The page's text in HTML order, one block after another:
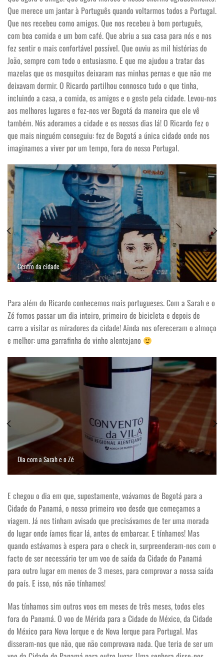
Que merece um jantar à Português quando voltarmos todos a Portugal.
Que nos recebeu como amigos. Que nos recebeu à bom português,
com boa comida e um bom café. Que abriu a sua casa para nós e nos
fez sentir o mais confortável possível. Que ouviu as mil histórias do
João, sempre com todo o entusiasmo. E que me ajudou a tratar das
mazelas que os mosquitos deixaram nas minhas pernas e que não me
deixavam dormir. O Ricardo partilhou connosco tudo o que tinha,
incluindo a casa, a comida, os amigos e o gosto pela cidade. Levou-nos
aos melhores lugares e fez-nos ver Bogotá da maneira que ele vê
também. Nós adoramos a cidade e os nossos dias lá! O Ricardo fez o
que mais ninguém conseguiu: fez de Bogotá a única cidade onde nos
imaginamos a viver por um tempo, fora do nosso Portugal.
Centro da cidade
Para além do Ricardo conhecemos mais portugueses. Com a Sarah e o
Zé fomos passar um dia inteiro, primeiro de bicicleta e depois de
carro a visitar os miradores da cidade! Ainda nos ofereceram o almoço
e melhor: uma garrafinha de vinho alentejano
Dia com a Sarah e o Zé
E chegou o dia em que, supostamente, voávamos de Bogotá para a
Cidade do Panamá, o nosso primeiro voo desde que começamos a
viagem. Já nos tinham avisado que precisávamos de ter uma morada
do lugar onde íamos ficar lá, antes de embarcar. E tínhamos! Mas
quando estávamos à espera para o check in, surpreenderam-nos com o
facto de ser necessário ter um voo de saída da Cidade do Panamá
para outro lugar em menos de 3 meses, para comprovar a nossa saída
do país. E isso, nós não tínhamos!
Mas tínhamos sim outros voos em meses de três meses, todos eles
fora do Panamá. O voo de Mérida para a Cidade do México, da Cidade
do México para Nova Iorque e de Nova Iorque para Portugal. Mas
disseram-nos que não, que não comprovava nada. Que teria de ser um